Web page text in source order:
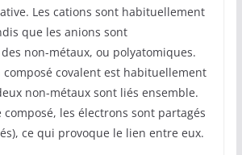
Les cations sont habituellement
que les anions sont
non-métaux, ou polyatomiques.
composé covalent est habituellement
non-métaux sont liés ensemble.
composé, les électrons sont partagés
ce qui provoque le lien entre eux.